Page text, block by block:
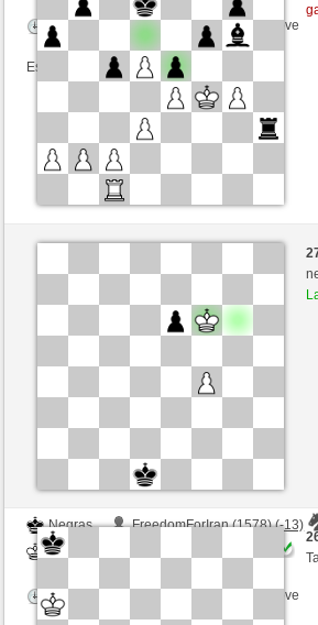
Tiempo: 2 minutes/side + 0 seconds/move
Esta partida es por puntos
Negras
Chess2020 (1503) (+23)
Tiempo: 2 minutes/side + 0 seconds/move
Negras
FreedomForIran (1578) (-13)
Blancas
Tiempo: 3 minutes/side + 0 seconds/move